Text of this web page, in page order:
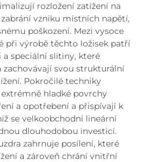
rozložení zatížení na
vzniku místních napětí,
poškození. Mezi vysoce
při výrobě těchto ložisek patří
speciální slitiny, které
svou strukturální
Pokročilé techniky
hladké povrchy
a opotřebení a přispívají k
se velkoobchodní lineární
dlouhodobou investicí.
zahrnuje posílení, které
a zároveň chrání vnitřní